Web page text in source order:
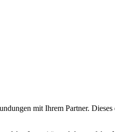
mit Ihrem Partner.